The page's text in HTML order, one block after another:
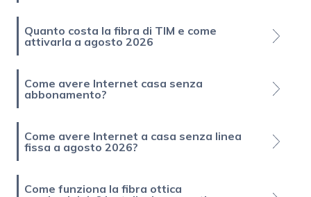
Quanto costa la fibra di TIM e come
attivarla a agosto 2026
Come avere Internet casa senza
abbonamento?
Come avere Internet a casa senza linea
fissa a agosto 2026?
Come funziona la fibra ottica